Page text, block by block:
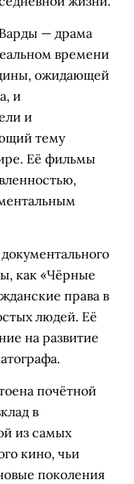
— драма
времени
ожидающей
и
и
тему
Её фильмы
как «Чёрные
права в
людей. Её
на развитие
почётной
в
из самых
кино, чьи
поколения